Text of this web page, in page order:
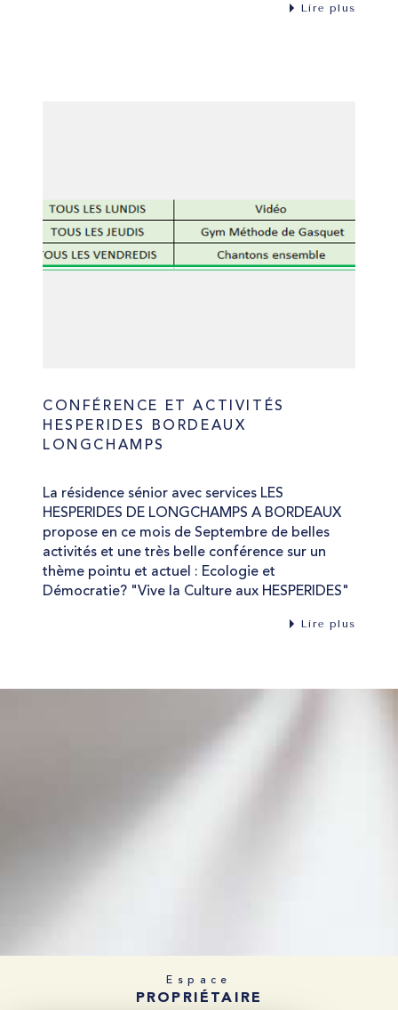
Lire plus
CONFÉRENCE ET ACTIVITÉS
HESPERIDES BORDEAUX
LONGCHAMPS
La résidence sénior avec services LES
HESPERIDES DE LONGCHAMPS A BORDEAUX
propose en ce mois de Septembre de belles
activités et une très belle conférence sur un
thème pointu et actuel : Ecologie et
Démocratie? "Vive la Culture aux HESPERIDES"
Lire plus
Espace
PROPRIÉTAIRE